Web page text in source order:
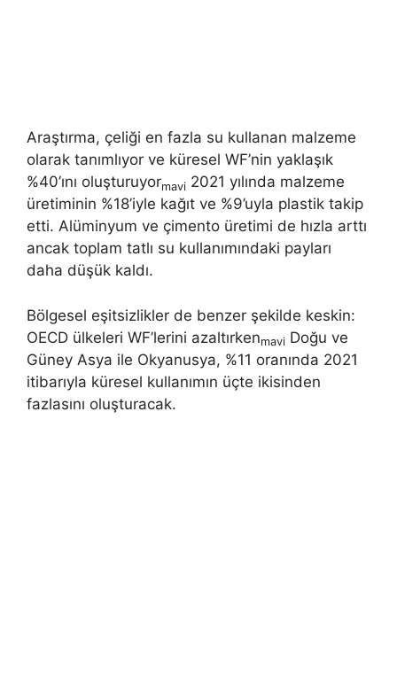
Araştırma, çeliği en fazla su kullanan malzeme
olarak tanımlıyor ve küresel WF’nin yaklaşık
%40’ını oluşturuyormavi 2021 yılında malzeme
üretiminin %18’iyle kağıt ve %9’uyla plastik takip
etti. Alüminyum ve çimento üretimi de hızla arttı
ancak toplam tatlı su kullanımındaki payları
daha düşük kaldı.
Bölgesel eşitsizlikler de benzer şekilde keskin:
OECD ülkeleri WF’lerini azaltırkenmavi Doğu ve
Güney Asya ile Okyanusya, %11 oranında 2021
itibarıyla küresel kullanımın üçte ikisinden
fazlasını oluşturacak.